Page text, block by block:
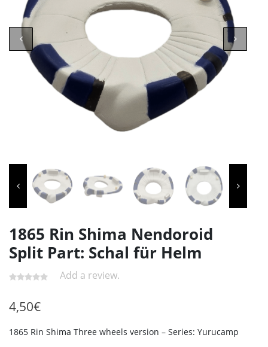
1865 Rin Shima Nendoroid
Split Part: Schal für Helm
Add a review.
4,50€
1865 Rin Shima Three wheels version – Series: Yurucamp